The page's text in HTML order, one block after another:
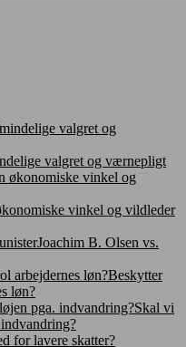
valgret og værnepligt
vinkel og vildleder
Joachim B. Olsen vs.
Beskytter
løn?
Skal vi